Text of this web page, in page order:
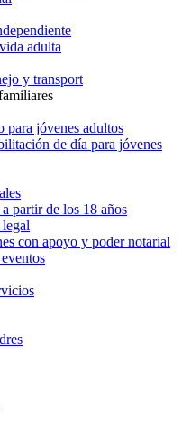
adulta
y transport
para jóvenes adultos
de día para jóvenes
partir de los 18 años
con apoyo y poder notarial